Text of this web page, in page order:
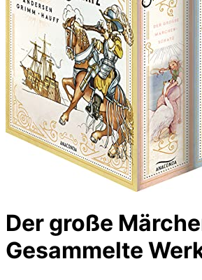
Der große
Gesammelte